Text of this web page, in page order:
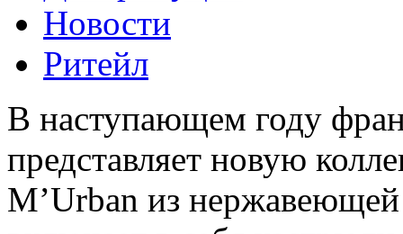
Новости
Ритейл
В наступающем году
представляет новую
M’Urban из нержавеющей